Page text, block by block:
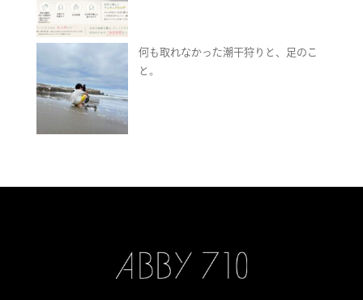
何も取れなかった潮干狩りと、足のこ
と。